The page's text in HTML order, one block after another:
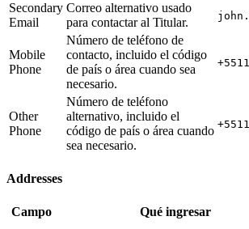
Secondary
Email
Correo alternativo usado
para contactar al Titular.
Mobile
Phone
Número de teléfono de
contacto, incluido el código
de país o área cuando sea
necesario.
Other
Phone
Número de teléfono
alternativo, incluido el
código de país o área cuando
sea necesario.
Addresses
Campo Qué ingresar